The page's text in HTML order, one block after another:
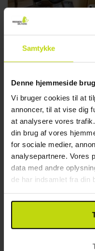
Samtykke
Denne hjemmeside
Vi bruger cookies til at
annoncer, til at vise dig
at analysere vores
din brug af vores
for sociale medier,
analysepartnere. Vores
data med andre
de har indsamlet fra din
Thon Hotel Høje
3.7/ 5 God59 anmeldelser
Oplev flotte
overnatning
morgenbuffet
1x
fl. vin på
Nær offentlig
∞
Gratis parkering
Se alt, der er
Okt pp 549,-
I alt 1098,-